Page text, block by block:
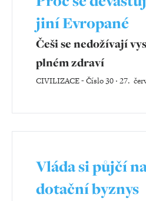
jiní Evropané
Češi se nedožívají
plném zdraví
CIVILIZACE-Číslo 30 ‧ 27.
Vláda si půjčí
dotační byznys